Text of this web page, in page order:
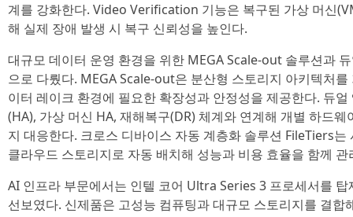
계를 강화한다. Video Verification 기능은 복구된 가상 머신
해 실제 장애 발생 시 복구 신뢰성을 높인다.
대규모 데이터 운영 환경을 위한 MEGA Scale-out 솔루션과
으로 다뤘다. MEGA Scale-out은 분산형 스토리지 아키텍처
이터 레이크 환경에 필요한 확장성과 안정성을 제공한다. 듀
(HA), 가상 머신 HA, 재해복구(DR) 체계와 연계해 개별 하드
지 대응한다. 크로스 디바이스 자동 계층화 솔루션 FileTiers는
클라우드 스토리지로 자동 배치해 성능과 비용 효율을 함께 관
AI 인프라 부문에서는 인텔 코어 Ultra Series 3 프로세서를
선보였다. 신제품은 고성능 컴퓨팅과 대규모 스토리지를 결